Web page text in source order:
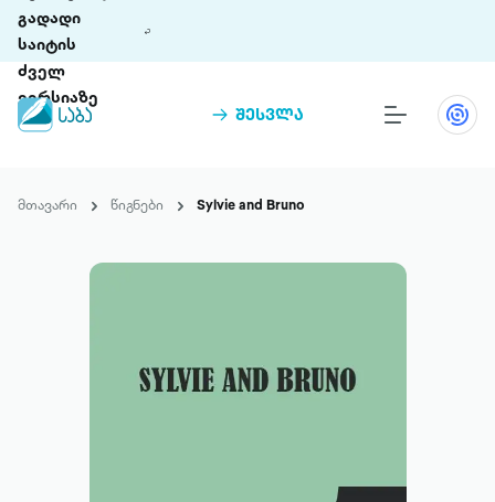
გადადი
საიტის
ძველ
ვერსიაზე
შესვლა
თინეთი 9 ციფრულ პლატფორმასა და 5
მთავარი წიგნები Sylvie and Bruno